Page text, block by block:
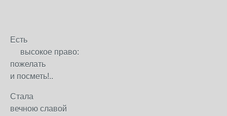
Есть
высокое право:
пожелать
и посметь!..
Стала
вечною славой